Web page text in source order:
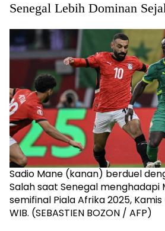
Senegal Lebih Dominan
Sadio Mane (kanan) berduel
Salah saat Senegal menghadapi
semifinal Piala Afrika 2025,
WIB. (SEBASTIEN BOZON / AFP)